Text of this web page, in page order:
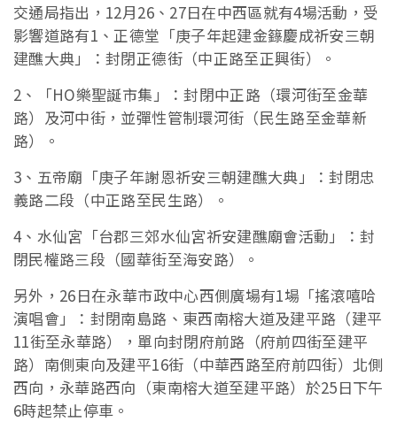
交通局指出，12月26、27日在中西區就有4場活動，受
影響道路有1、正德堂「庚子年起建金籙慶成祈安三朝
建醮大典」：封閉正德街（中正路至正興街）。
2、「HO樂聖誕市集」：封閉中正路（環河街至金華
路）及河中街，並彈性管制環河街（民生路至金華新
路）。
3、五帝廟「庚子年謝恩祈安三朝建醮大典」：封閉忠
義路二段（中正路至民生路）。
4、水仙宮「台郡三郊水仙宮祈安建醮廟會活動」：封
閉民權路三段（國華街至海安路）。
另外，26日在永華市政中心西側廣場有1場「搖滾嘻哈
演唱會」：封閉南島路、東西南榕大道及建平路（建平
11街至永華路），單向封閉府前路（府前四街至建平
路）南側東向及建平16街（中華西路至府前四街）北側
西向，永華路西向（東南榕大道至建平路）於25日下午
6時起禁止停車。